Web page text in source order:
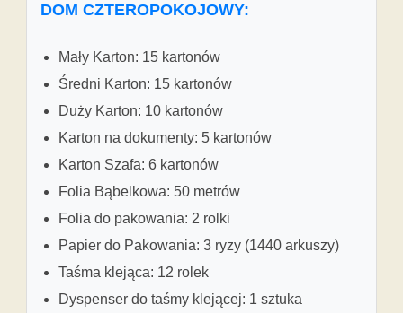
DOM CZTEROPOKOJOWY:
Mały Karton: 15 kartonów
Średni Karton: 15 kartonów
Duży Karton: 10 kartonów
Karton na dokumenty: 5 kartonów
Karton Szafa: 6 kartonów
Folia Bąbelkowa: 50 metrów
Folia do pakowania: 2 rolki
Papier do Pakowania: 3 ryzy (1440 arkuszy)
Taśma klejąca: 12 rolek
Dyspenser do taśmy klejącej: 1 sztuka